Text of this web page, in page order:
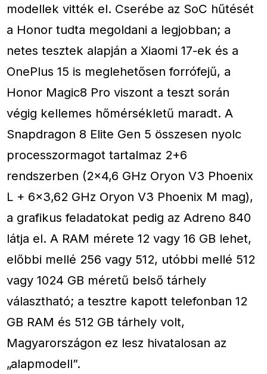
modellek vitték el. Cserébe az SoC hűtését
a Honor tudta megoldani a legjobban; a
netes tesztek alapján a Xiaomi 17-ek és a
OnePlus 15 is meglehetősen forrófejű, a
Honor Magic8 Pro viszont a teszt során
végig kellemes hőmérsékletű maradt. A
Snapdragon 8 Elite Gen 5 összesen nyolc
processzormagot tartalmaz 2+6
rendszerben (2×4,6 GHz Oryon V3 Phoenix
L + 6×3,62 GHz Oryon V3 Phoenix M mag),
a grafikus feladatokat pedig az Adreno 840
látja el. A RAM mérete 12 vagy 16 GB lehet,
előbbi mellé 256 vagy 512, utóbbi mellé 512
vagy 1024 GB méretű belső tárhely
választható; a tesztre kapott telefonban 12
GB RAM és 512 GB tárhely volt,
Magyarországon ez lesz hivatalosan az
„alapmodell”.